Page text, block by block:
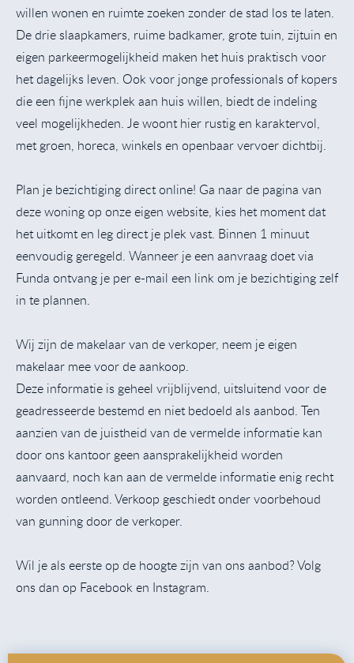
willen wonen en ruimte zoeken zonder de stad los te laten.
De drie slaapkamers, ruime badkamer, grote tuin, zijtuin en
eigen parkeermogelijkheid maken het huis praktisch voor
het dagelijks leven. Ook voor jonge professionals of kopers
die een fijne werkplek aan huis willen, biedt de indeling
veel mogelijkheden. Je woont hier rustig en karaktervol,
met groen, horeca, winkels en openbaar vervoer dichtbij.
Plan je bezichtiging direct online! Ga naar de pagina van
deze woning op onze eigen website, kies het moment dat
het uitkomt en leg direct je plek vast. Binnen 1 minuut
eenvoudig geregeld. Wanneer je een aanvraag doet via
Funda ontvang je per e-mail een link om je bezichtiging zelf
in te plannen.
Wij zijn de makelaar van de verkoper, neem je eigen
makelaar mee voor de aankoop.
Deze informatie is geheel vrijblijvend, uitsluitend voor de
geadresseerde bestemd en niet bedoeld als aanbod. Ten
aanzien van de juistheid van de vermelde informatie kan
door ons kantoor geen aansprakelijkheid worden
aanvaard, noch kan aan de vermelde informatie enig recht
worden ontleend. Verkoop geschiedt onder voorbehoud
van gunning door de verkoper.
Wil je als eerste op de hoogte zijn van ons aanbod? Volg
ons dan op Facebook en Instagram.